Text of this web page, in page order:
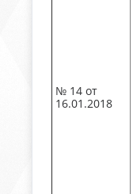
№ 14 от
16.01.2018